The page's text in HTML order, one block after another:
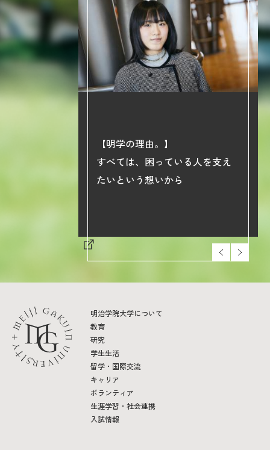
【明学の理由。】
すべては、困っている人を支え
たいという想いから
明治学院大学について
教育
研究
学生生活
留学・国際交流
キャリア
ボランティア
生涯学習・社会連携
入試情報